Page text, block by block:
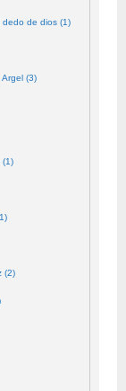
dedo de dios (1)
(3)
(1)
(2)